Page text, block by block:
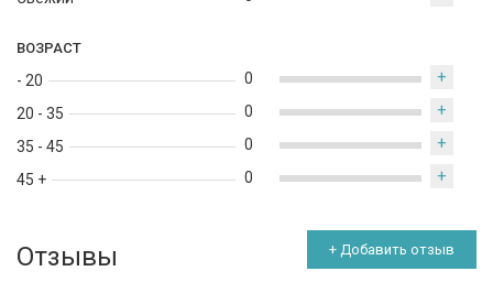
ВОЗРАСТ
- 20
20 - 35
35 - 45
45 +
0 +
0 +
0 +
0 +
Отзывы + Добавить отзыв